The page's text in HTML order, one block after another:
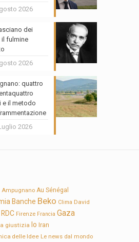
2026
dei
il fulmine
2026
quattro
e il metodo
2026
Ampugnano Au Sénégal
Banche Beko Clima David
RDC Firenze Francia Gaza
giustizia Io Iran
delle Idee Le news dal mondo